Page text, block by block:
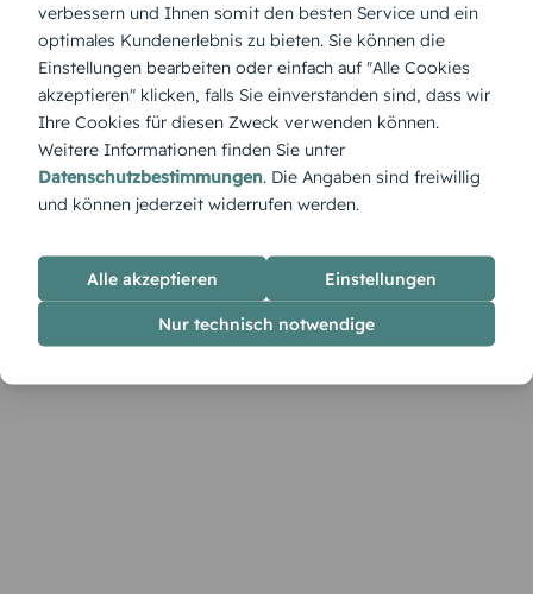
Produktbeschreibung
Die Save-the-Date-Karte „Lila Schatten“ sorgt mit sanften
Farben und stilvollem Design für einen geheimnisvollen
Einstieg in eure Liebesgeschichte.
verbessern und Ihnen somit den besten Service und ein
optimales Kundenerlebnis zu bieten. Sie können die
Einstellungen bearbeiten oder einfach auf "Alle Cookies
akzeptieren" klicken, falls Sie einverstanden sind, dass wir
Ihre Cookies für diesen Zweck verwenden können.
Weitere Informationen finden Sie unter
Datenschutzbestimmungen. Die Angaben sind freiwillig
und können jederzeit widerrufen werden.
Alle akzeptieren Einstellungen
Nur technisch notwendige